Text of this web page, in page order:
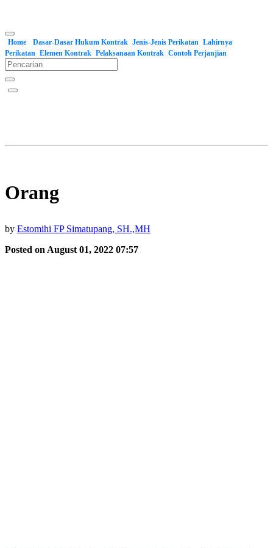
Home Dasar-Dasar Hukum Kontrak Jenis-Jenis Perikatan Lahirnya
Perikatan Elemen Kontrak Pelaksanaan Kontrak Contoh Perjanjian
Orang
by Estomihi FP Simatupang, SH.,MH
Posted on August 01, 2022 07:57